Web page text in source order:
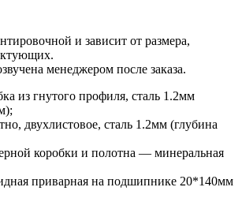
и зависит от размера,
менеджером после заказа.
из гнутого профиля, сталь 1.2мм
двухлистовое, сталь 1.2мм (глубина
коробки и полотна — минеральная
приварная на подшипнике 20*140мм